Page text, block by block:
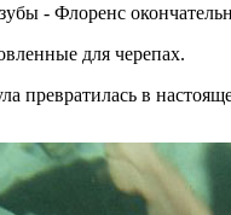
- Флоренс
для черепах.
превратилась в